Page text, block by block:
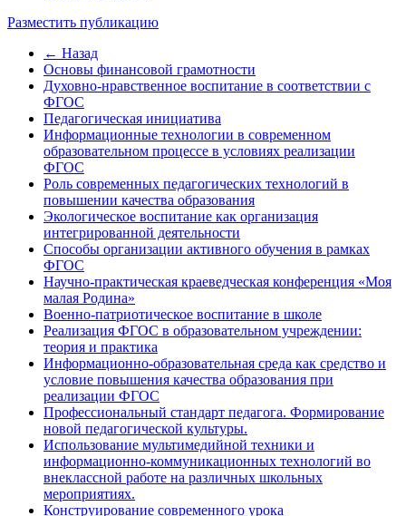
Разместить публикацию
← Назад
Основы финансовой грамотности
Духовно-нравственное воспитание в соответствии с
ФГОС
Педагогическая инициатива
Информационные технологии в современном
образовательном процессе в условиях реализации
ФГОС
Роль современных педагогических технологий в
повышении качества образования
Экологическое воспитание как организация
интегрированной деятельности
Способы организации активного обучения в рамках
ФГОС
Научно-практическая краеведческая конференция «Моя
малая Родина»
Военно-патриотическое воспитание в школе
Реализация ФГОС в образовательном учреждении:
теория и практика
Информационно-образовательная среда как средство и
условие повышения качества образования при
реализации ФГОС
Профессиональный стандарт педагога. Формирование
новой педагогической культуры.
Использование мультимедийной техники и
информационно-коммуникационных технологий во
внеклассной работе на различных школьных
мероприятиях.
Конструирование современного урока